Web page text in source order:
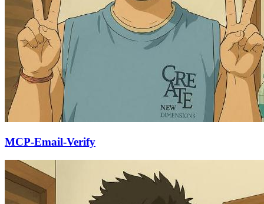
MCP-Email-Verify